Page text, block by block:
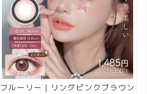
フルーリー｜リングピンクブラウン